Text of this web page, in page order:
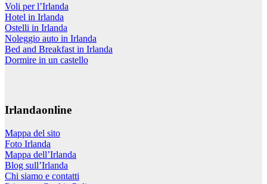
Voli per l’Irlanda
Hotel in Irlanda
Ostelli in Irlanda
Noleggio auto in Irlanda
Bed and Breakfast in Irlanda
Dormire in un castello
Irlandaonline
Mappa del sito
Foto Irlanda
Mappa dell’Irlanda
Blog sull’Irlanda
Chi siamo e contatti